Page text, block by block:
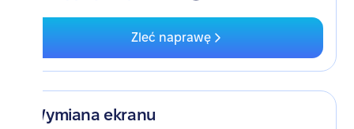
Zleć naprawę
Wymiana ekranu